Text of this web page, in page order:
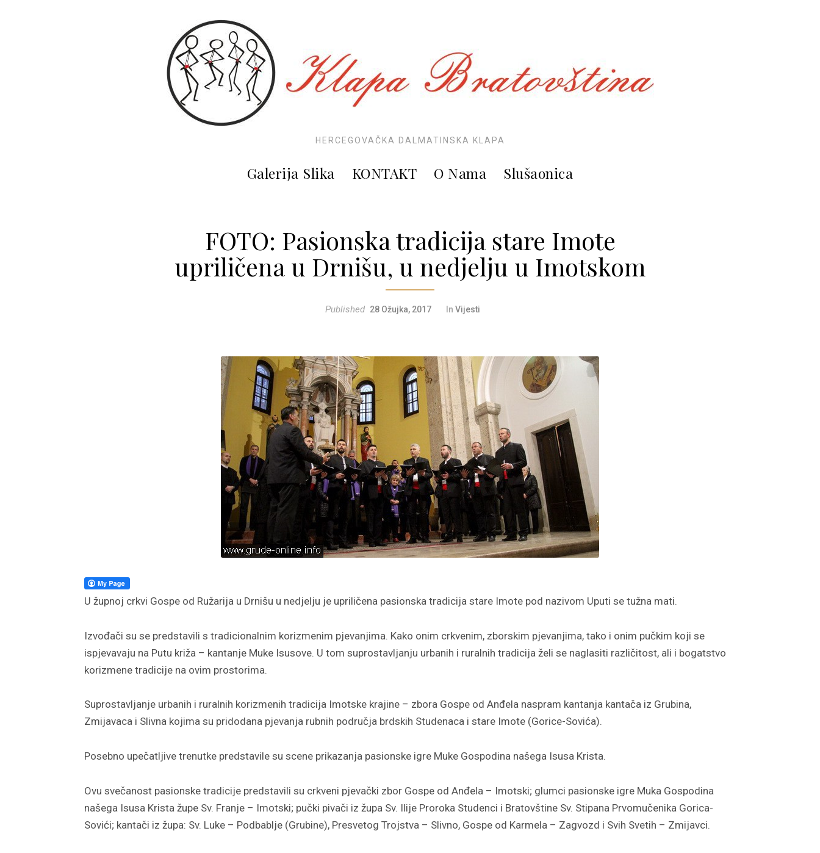
HERCEGOVAČKA DALMATINSKA KLAPA
Galerija Slika KONTAKT O Nama Slušaonica
FOTO: Pasionska tradicija stare Imote
upriličena u Drnišu, u nedjelju u Imotskom
Published 28 Ožujka, 2017 In Vijesti
U župnoj crkvi Gospe od Ružarija u Drnišu u nedjelju je upriličena pasionska tradicija stare Imote pod nazivom Uputi se tužna mati.
Izvođači su se predstavili s tradicionalnim korizmenim pjevanjima. Kako onim crkvenim, zborskim pjevanjima, tako i onim pučkim koji se
ispjevavaju na Putu križa – kantanje Muke Isusove. U tom suprostavljanju urbanih i ruralnih tradicija želi se naglasiti različitost, ali i bogatstvo
korizmene tradicije na ovim prostorima.
Suprostavljanje urbanih i ruralnih korizmenih tradicija Imotske krajine – zbora Gospe od Anđela naspram kantanja kantača iz Grubina,
Zmijavaca i Slivna kojima su pridodana pjevanja rubnih područja brdskih Studenaca i stare Imote (Gorice-Sovića).
Posebno upečatljive trenutke predstavile su scene prikazanja pasionske igre Muke Gospodina našega Isusa Krista.
Ovu svečanost pasionske tradicije predstavili su crkveni pjevački zbor Gospe od Anđela – Imotski; glumci pasionske igre Muka Gospodina
našega Isusa Krista župe Sv. Franje – Imotski; pučki pivači iz župa Sv. Ilije Proroka Studenci i Bratovštine Sv. Stipana Prvomučenika Gorica-
Sovići; kantači iz župa: Sv. Luke – Podbablje (Grubine), Presvetog Trojstva – Slivno, Gospe od Karmela – Zagvozd i Svih Svetih – Zmijavci.